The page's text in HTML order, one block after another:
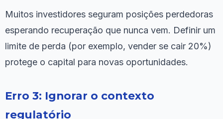
Muitos investidores seguram posições perdedoras
esperando recuperação que nunca vem. Definir um
limite de perda (por exemplo, vender se cair 20%)
protege o capital para novas oportunidades.
Erro 3: Ignorar o contexto
regulatório